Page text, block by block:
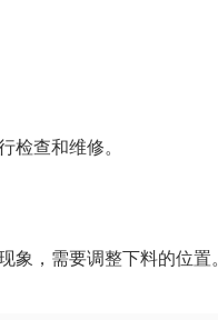
查和维修。
，需要调整下料的位置。